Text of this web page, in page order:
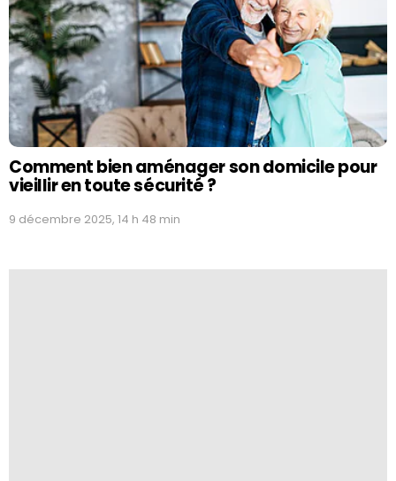
Comment bien aménager son domicile pour
vieillir en toute sécurité ?
9 décembre 2025, 14 h 48 min